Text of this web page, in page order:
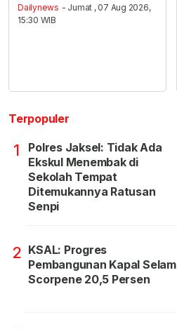
Dailynews - Jumat , 07 Aug 2026,
15:30 WIB
Terpopuler
1
Polres Jaksel: Tidak Ada
Ekskul Menembak di
Sekolah Tempat
Ditemukannya Ratusan
Senpi
2 KSAL: Progres
Pembangunan Kapal Selam
Scorpene 20,5 Persen